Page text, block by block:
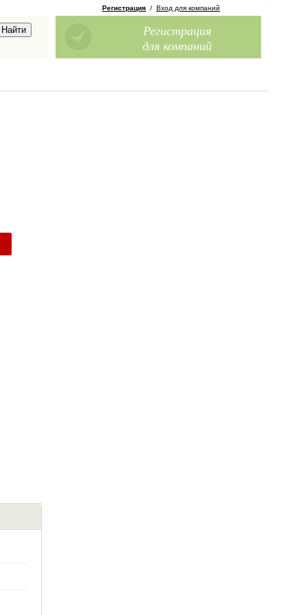
Регистрация / Вход для компаний
Регистрация
для компаний